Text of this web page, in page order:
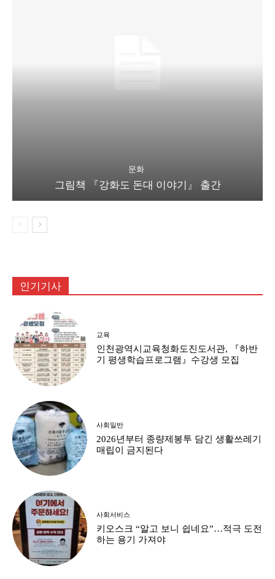
문화
그림책 『강화도 돈대 이야기』 출간
인기기사
교육
인천광역시교육청화도진도서관, 『하반
기 평생학습프로그램』수강생 모집
사회일반
2026년부터 종량제봉투 담긴 생활쓰레기
매립이 금지된다
사회서비스
키오스크 “알고 보니 쉽네요”…적극 도전
하는 용기 가져야